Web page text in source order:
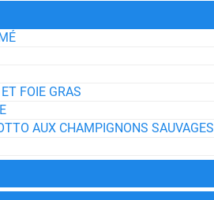
FOIE GRAS
AUX CHAMPIGNONS SAUVAGES